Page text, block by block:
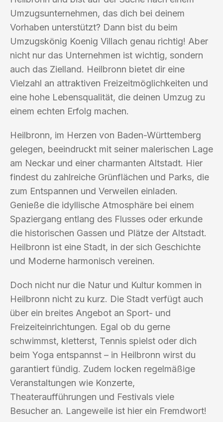
Umzugsunternehmen, das dich bei deinem
Vorhaben unterstützt? Dann bist du beim
Umzugskönig Koenig Villach genau richtig! Aber
nicht nur das Unternehmen ist wichtig, sondern
auch das Zielland. Heilbronn bietet dir eine
Vielzahl an attraktiven Freizeitmöglichkeiten und
eine hohe Lebensqualität, die deinen Umzug zu
einem echten Erfolg machen.
Heilbronn, im Herzen von Baden-Württemberg
gelegen, beeindruckt mit seiner malerischen Lage
am Neckar und einer charmanten Altstadt. Hier
findest du zahlreiche Grünflächen und Parks, die
zum Entspannen und Verweilen einladen.
Genieße die idyllische Atmosphäre bei einem
Spaziergang entlang des Flusses oder erkunde
die historischen Gassen und Plätze der Altstadt.
Heilbronn ist eine Stadt, in der sich Geschichte
und Moderne harmonisch vereinen.
Doch nicht nur die Natur und Kultur kommen in
Heilbronn nicht zu kurz. Die Stadt verfügt auch
über ein breites Angebot an Sport- und
Freizeiteinrichtungen. Egal ob du gerne
schwimmst, kletterst, Tennis spielst oder dich
beim Yoga entspannst – in Heilbronn wirst du
garantiert fündig. Zudem locken regelmäßige
Veranstaltungen wie Konzerte,
Theateraufführungen und Festivals viele
Besucher an. Langeweile ist hier ein Fremdwort!